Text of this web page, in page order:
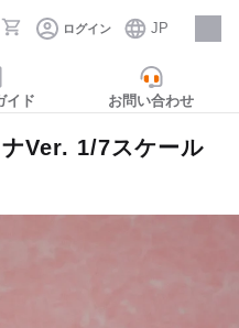
ログイン JP
採用情報
イド お問い合わせ
Ver. 1/7スケール